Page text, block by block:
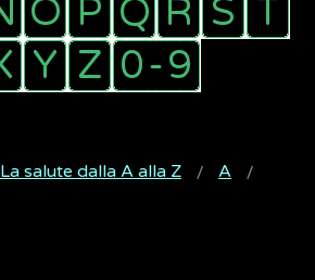
La salute dalla A alla Z
A